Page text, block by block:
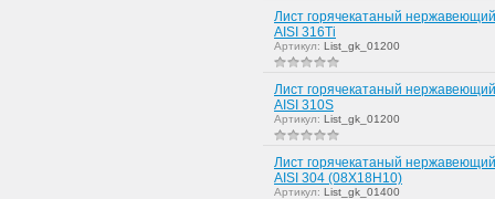
Лист горячекатаный
AISI 316Ti
Артикул: List_gk_01200
Лист горячекатаный
AISI 310S
Артикул: List_gk_01200
Лист горячекатаный
AISI 304 (08Х18Н10)
Артикул: List_gk_01400